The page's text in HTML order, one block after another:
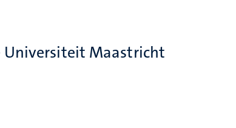
Universiteit Maastricht